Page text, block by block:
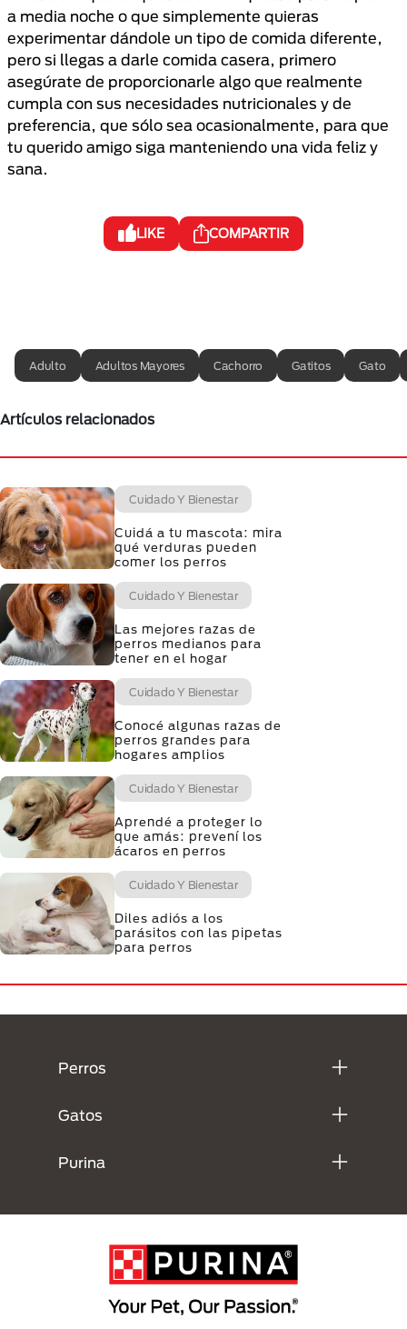
a media noche o que simplemente quieras
experimentar dándole un tipo de comida diferente,
pero si llegas a darle comida casera, primero
asegúrate de proporcionarle algo que realmente
cumpla con sus necesidades nutricionales y de
preferencia, que sólo sea ocasionalmente, para que
tu querido amigo siga manteniendo una vida feliz y
sana.
LIKE COMPARTIR
Adulto Adultos Mayores Cachorro Gatitos Gato
Artículos relacionados
Cuidado Y Bienestar
Cuidá a tu mascota: mira
qué verduras pueden
comer los perros
Cuidado Y Bienestar
Las mejores razas de
perros medianos para
tener en el hogar
Cuidado Y Bienestar
Conocé algunas razas de
perros grandes para
hogares amplios
Cuidado Y Bienestar
Aprendé a proteger lo
que amás: prevení los
ácaros en perros
Cuidado Y Bienestar
Diles adiós a los
parásitos con las pipetas
para perros
Perros
Gatos
Purina